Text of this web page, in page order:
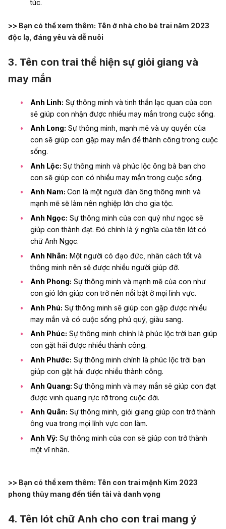
túc.
>> Bạn có thể xem thêm: Tên ở nhà cho bé trai năm 2023
độc lạ, đáng yêu và dễ nuôi
3. Tên con trai thể hiện sự giỏi giang và
may mắn
Anh Linh: Sự thông minh và tinh thần lạc quan của con
sẽ giúp con nhận được nhiều may mắn trong cuộc sống.
Anh Long: Sự thông minh, mạnh mẽ và uy quyền của
con sẽ giúp con gặp may mắn để thành công trong cuộc
sống.
Anh Lộc: Sự thông minh và phúc lộc ông bà ban cho
con sẽ giúp con có nhiều may mắn trong cuộc sống.
Anh Nam: Con là một người đàn ông thông minh và
mạnh mẽ sẽ làm nên nghiệp lớn cho gia tộc.
Anh Ngọc: Sự thông minh của con quý như ngọc sẽ
giúp con thành đạt. Đó chính là ý nghĩa của tên lót có
chữ Anh Ngọc.
Anh Nhân: Một người có đạo đức, nhân cách tốt và
thông minh nên sẽ được nhiều người giúp đỡ.
Anh Phong: Sự thông minh và mạnh mẽ của con như
con gió lớn giúp con trở nên nổi bật ở mọi lĩnh vực.
Anh Phú: Sự thông minh sẽ giúp con gặp được nhiều
may mắn và có cuộc sống phú quý, giàu sang.
Anh Phúc: Sự thông minh chính là phúc lộc trời ban giúp
con gặt hái được nhiều thành công.
Anh Phước: Sự thông minh chính là phúc lộc trời ban
giúp con gặt hái được nhiều thành công.
Anh Quang: Sự thông minh và may mắn sẽ giúp con đạt
được vinh quang rực rỡ trong cuộc đời.
Anh Quân: Sự thông minh, giỏi giang giúp con trở thành
ông vua trong mọi lĩnh vực con làm.
Anh Vỹ: Sự thông minh của con sẽ giúp con trở thành
một vĩ nhân.
>> Bạn có thể xem thêm: Tên con trai mệnh Kim 2023
phong thủy mang đến tiền tài và danh vọng
4. Tên lót chữ Anh cho con trai mang ý